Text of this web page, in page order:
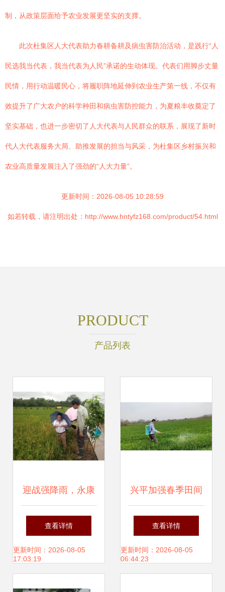
制，从政策层面给予农业发展更坚实的支撑。
此次杜集区人大代表助力春耕备耕及病虫害防治活动，是践行“人
民选我当代表，我当代表为人民”承诺的生动体现。代表们用脚步丈量
民情，用行动温暖民心，将履职阵地延伸到农业生产第一线，不仅有
效提升了广大农户的科学种田和病虫害防控能力，为夏粮丰收奠定了
坚实基础，也进一步密切了人大代表与人民群众的联系，展现了新时
代人大代表服务大局、助推发展的担当与风采，为杜集区乡村振兴和
农业高质量发展注入了强劲的“人大力量”。
更新时间：2026-08-05 10:28:59
如若转载，请注明出处：http://www.hntyfz168.com/product/54.html
PRODUCT
产品列表
迎战强降雨，永康
在行动 全力以赴加
强农业病虫害防治
查看详情
更新时间：2026-08-05
17:03:19
兴平加强春季田间
管理确保夏粮丰产
丰收
查看详情
更新时间：2026-08-05
06:44:23